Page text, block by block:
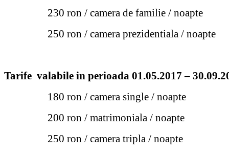
230 ron / camera de familie / noapte
250 ron / camera prezidentiala / noapte
Tarife valabile in perioada 01.05.2017 –
180 ron / camera single / noapte
200 ron / matrimoniala / noapte
250 ron / camera tripla / noapte